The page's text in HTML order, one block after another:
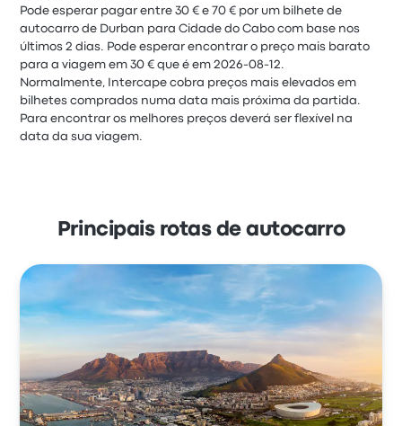
Pode esperar pagar entre 30 € e 70 € por um bilhete de
autocarro de Durban para Cidade do Cabo com base nos
últimos 2 dias. Pode esperar encontrar o preço mais barato
para a viagem em 30 € que é em 2026-08-12.
Normalmente, Intercape cobra preços mais elevados em
bilhetes comprados numa data mais próxima da partida.
Para encontrar os melhores preços deverá ser flexível na
data da sua viagem.
Principais rotas de autocarro